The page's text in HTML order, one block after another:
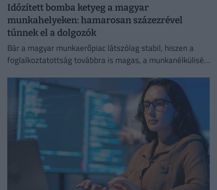
Időzített bomba ketyeg a magyar
munkahelyeken: hamarosan százezrével
tűnnek el a dolgozók
Bár a magyar munkaerőpiac látszólag stabil, hiszen a
foglalkoztatottság továbbra is magas, a munkanélküliség